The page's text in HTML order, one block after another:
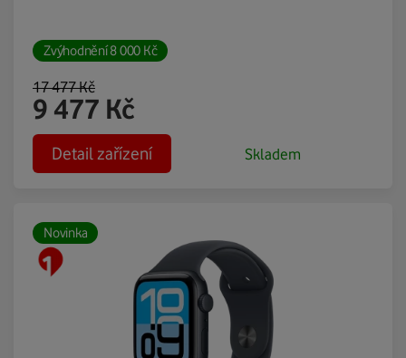
Zvýhodnění8 000 Kč
17 477Kč
9 477 Kč
Detail zařízení Skladem
Novinka